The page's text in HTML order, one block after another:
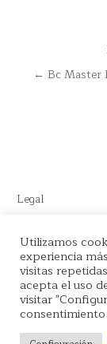
← Bc Master
Legal
Este sitio
de afiliados por
Utilizamos
experiencia
visitas
acepta el uso
visitar